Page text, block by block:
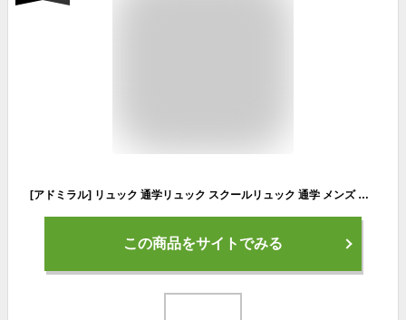
[アドミラル] リュック 通学リュック スクールリュック 通学 メンズ レディース 大容量 軽量 撥水 高校生 中学生 リフレクター付き ASRL-01 スクエアバックパック ブラック×ブルー サイズ : (W) 33×(H) 45×(D) 15cm
この商品をサイトでみる